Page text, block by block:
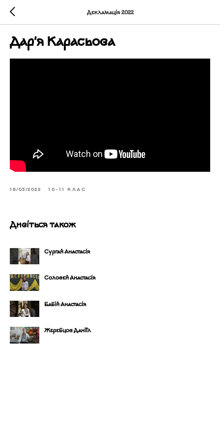
Декламація 2022
Дар'я Карасьова
16/03/2022 10-11 КЛАС
Дивіться також
Сургай Анастасія
Соловей Анастасія
Бабій Анастасія
Жеребцов Даніїл